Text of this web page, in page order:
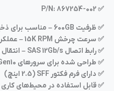
✅ P/N: 867254-002
✅ ظرفیت 600GB – مناسب برای ذخیره‌سازی سریع و ایمن داده‌ها
✅ سرعت چرخش 15K RPM – عملکرد بالا در پردازش I/O
✅ رابط اتصال SAS 12Gb/s – انتقال پایدار و سریع اطلاعات
✅ طراحی شده برای سرورهای HPE ProLiant Gen8, Gen9, Gen10
✅ دارای فرم فکتور SFF (2.5 اینچ)
✅ قابل استفاده در محیط‌های